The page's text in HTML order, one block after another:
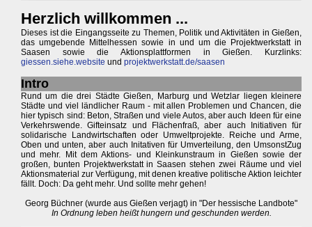
Herzlich willkommen ...
Dieses ist die Eingangsseite zu Themen, Politik und Aktivitäten in Gießen,
das umgebende Mittelhessen sowie in und um die Projektwerkstatt in
Saasen sowie die Aktionsplattformen in Gießen. Kurzlinks:
giessen.siehe.website und projektwerkstatt.de/saasen
Intro
Rund um die drei Städte Gießen, Marburg und Wetzlar liegen kleinere
Städte und viel ländlicher Raum - mit allen Problemen und Chancen, die
hier typisch sind: Beton, Straßen und viele Autos, aber auch Ideen für eine
Verkehrswende. Gifteinsatz und Flächenfraß, aber auch Initiativen für
solidarische Landwirtschaften oder Umweltprojekte. Reiche und Arme,
Oben und unten, aber auch Initativen für Umverteilung, den UmsonstZug
und mehr. Mit dem Aktions- und Kleinkunstraum in Gießen sowie der
großen, bunten Projektwerkstatt in Saasen stehen zwei Räume und viel
Aktionsmaterial zur Verfügung, mit denen kreative politische Aktion leichter
fällt. Doch: Da geht mehr. Und sollte mehr gehen!
Georg Büchner (wurde aus Gießen verjagt) in "Der hessische Landbote"
In Ordnung leben heißt hungern und geschunden werden.